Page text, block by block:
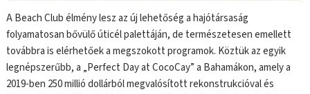
A Beach Club élmény lesz az új lehetőség a hajótársaság
folyamatosan bővülő úticél palettáján, de természetesen emellett
továbbra is elérhetőek a megszokott programok. Köztük az egyik
legnépszerűbb, a „Perfect Day at CocoCay” a Bahamákon, amely a
2019-ben 250 millió dollárból megvalósított rekonstrukcióval és